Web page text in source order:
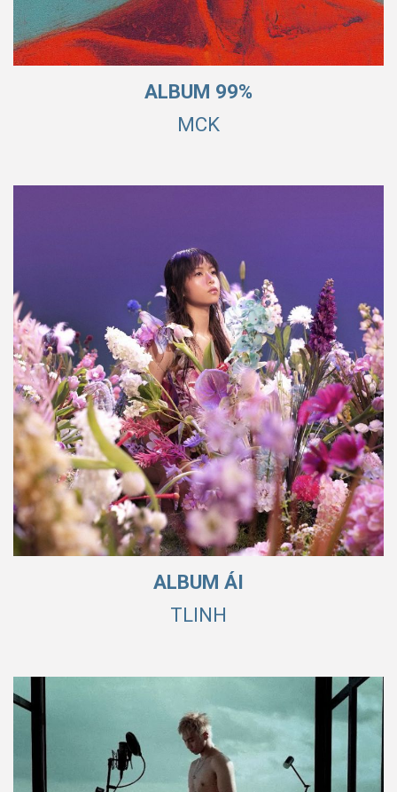
ALBUM 99%
MCK
ALBUM ÁI
TLINH